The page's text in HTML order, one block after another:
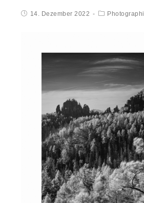
14. Dezember 2022